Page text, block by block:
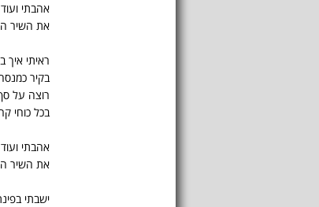
אהבתי
את השיר
ראיתי איך
בקיר
רוצה על
בכל כוחי
אהבתי
את השיר
ישבתי